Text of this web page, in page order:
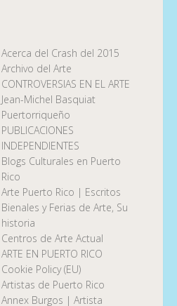
Acerca del Crash del 2015
Archivo del Arte
CONTROVERSIAS EN EL ARTE
Jean-Michel Basquiat
Puertorriqueño
PUBLICACIONES
INDEPENDIENTES
Blogs Culturales en Puerto
Rico
Arte Puerto Rico | Escritos
Bienales y Ferias de Arte, Su
historia
Centros de Arte Actual
ARTE EN PUERTO RICO
Cookie Policy (EU)
Artistas de Puerto Rico
Annex Burgos | Artista